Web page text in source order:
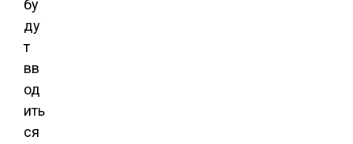
бу
ду
т
вв
од
ить
ся